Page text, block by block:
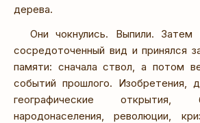
дерева.
Они чокнулись. Выпили. Затем
сосредоточенный вид и принялся
памяти: сначала ствол, а потом
событий прошлого. Изобретения,
географические открытия,
народонаселения, революции,